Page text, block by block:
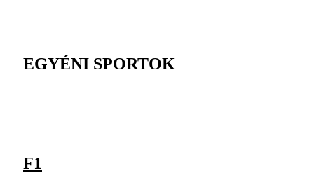
EGYÉNI SPORTOK
F1